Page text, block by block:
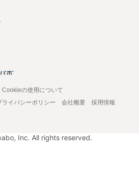
Cookieの使用について
ライバシーポリシー 会社概要
採用情報
Inc. All rights reserved.